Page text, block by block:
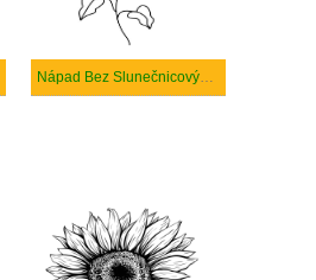
Nápad Bez Slunečnicových Semínek